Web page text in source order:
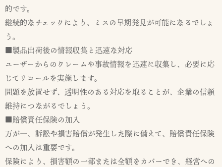
的です。
継続的なチェックにより、ミスの早期発見が可能になるでしょ
う。
■製品出荷後の情報収集と迅速な対応
ユーザーからのクレームや事故情報を迅速に収集し、必要に応
じてリコールを実施します。
問題を放置せず、透明性のある対応を取ることが、企業の信頼
維持につながるでしょう。
■賠償責任保険の加入
万が一、訴訟や損害賠償が発生した際に備えて、賠償責任保険
への加入は重要です。
保険により、損害額の一部または全額をカバーでき、経営への